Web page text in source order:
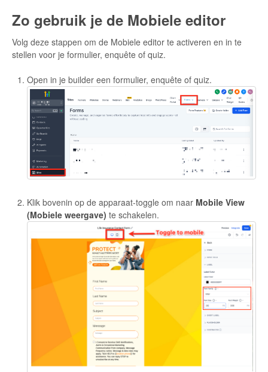
Zo gebruik je de Mobiele editor
Volg deze stappen om de Mobiele editor te activeren en in te
stellen voor je formulier, enquête of quiz.
Open in je builder een formulier, enquête of quiz.
Klik bovenin op de apparaat-toggle om naar Mobile View
(Mobiele weergave) te schakelen.